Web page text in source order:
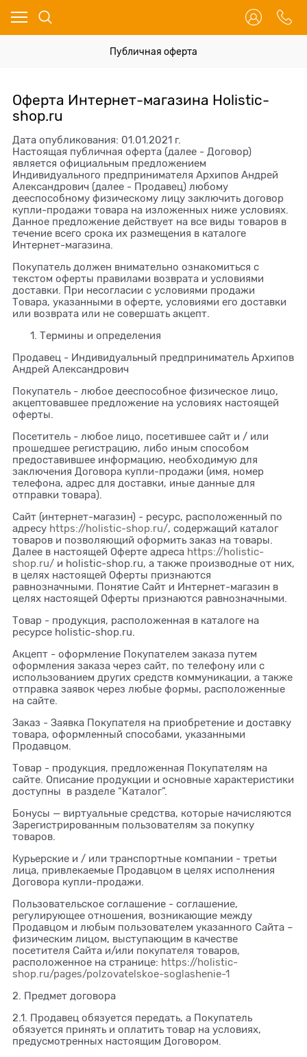
Публичная оферта
Оферта Интернет-магазина Holistic-
shop.ru
Дата опубликования: 01.01.2021 г.
Настоящая публичная оферта (далее - Договор)
является официальным предложением
Индивидуального предпринимателя Архипов Андрей
Александрович (далее - Продавец) любому
дееспособному физическому лицу заключить договор
купли-продажи товара на изложенных ниже условиях.
Данное предложение действует на все виды товаров в
течение всего срока их размещения в каталоге
Интернет-магазина.
Покупатель должен внимательно ознакомиться с
текстом оферты правилами возврата и условиями
доставки. При несогласии с условиями продажи
Товара, указанными в оферте, условиями его доставки
или возврата или не совершать акцепт.
Термины и определения
Продавец - Индивидуальный предприниматель Архипов
Андрей Александрович
Покупатель - любое дееспособное физическое лицо,
акцептовавшее предложение на условиях настоящей
оферты.
Посетитель - любое лицо, посетившее сайт и / или
прошедшее регистрацию, либо иным способом
предоставившее информацию, необходимую для
заключения Договора купли-продажи (имя, номер
телефона, адрес для доставки, иные данные для
отправки товара).
Сайт (интернет-магазин) - ресурс, расположенный по
адресу https://holistic-shop.ru/, содержащий каталог
товаров и позволяющий оформить заказ на товары.
Далее в настоящей Оферте адреса https://holistic-
shop.ru/ и holistic-shop.ru, а также производные от них,
в целях настоящей Оферты признаются
равнозначными. Понятие Сайт и Интернет-магазин в
целях настоящей Оферты признаются равнозначными.
Товар - продукция, расположенная в каталоге на
ресурсе holistic-shop.ru.
Акцепт - оформление Покупателем заказа путем
оформления заказа через сайт, по телефону или с
использованием других средств коммуникации, а также
отправка заявок через любые формы, расположенные
на сайте.
Заказ - Заявка Покупателя на приобретение и доставку
товара, оформленный способами, указанными
Продавцом.
Товар - продукция, предложенная Покупателям на
сайте. Описание продукции и основные характеристики
доступны в разделе “Каталог”.
Бонусы — виртуальные средства, которые начисляются
Зарегистрированным пользователям за покупку
товаров.
Курьерские и / или транспортные компании - третьи
лица, привлекаемые Продавцом в целях исполнения
Договора купли-продажи.
Пользовательское соглашение - соглашение,
регулирующее отношения, возникающие между
Продавцом и любым пользователем указанного Сайта –
физическим лицом, выступающим в качестве
посетителя Сайта и/или покупателя товаров,
расположенное на странице: https://holistic-
shop.ru/pages/polzovatelskoe-soglashenie-1
2. Предмет договора
2.1. Продавец обязуется передать, а Покупатель
обязуется принять и оплатить товар на условиях,
предусмотренных настоящим Договором.